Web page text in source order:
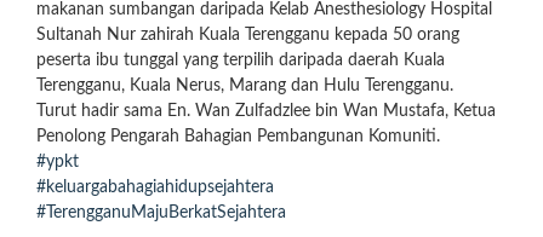
makanan sumbangan daripada Kelab Anesthesiology Hospital
Sultanah Nur zahirah Kuala Terengganu kepada 50 orang
peserta ibu tunggal yang terpilih daripada daerah Kuala
Terengganu, Kuala Nerus, Marang dan Hulu Terengganu.
Turut hadir sama En. Wan Zulfadzlee bin Wan Mustafa, Ketua
Penolong Pengarah Bahagian Pembangunan Komuniti.
#ypkt
#keluargabahagiahidupsejahtera
#TerengganuMajuBerkatSejahtera